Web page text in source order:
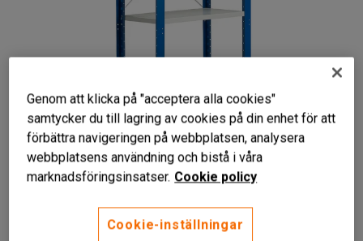
Liknande produkter
Genom att klicka på "acceptera alla cookies"
samtycker du till lagring av cookies på din enhet för att
förbättra navigeringen på webbplatsen, analysera
webbplatsens användning och bistå i våra
marknadsföringsinsatser. Cookie policy
Cookie-inställningar